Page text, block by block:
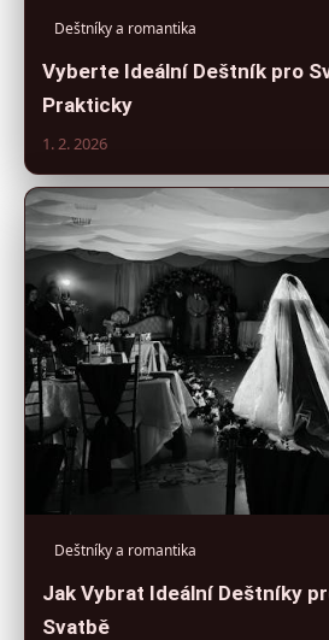
Deštníky a romantika
Vyberte Ideální Deštník pro
Prakticky
1. 2. 2026
Deštníky a romantika
Jak Vybrat Ideální Deštníky
Svatbě